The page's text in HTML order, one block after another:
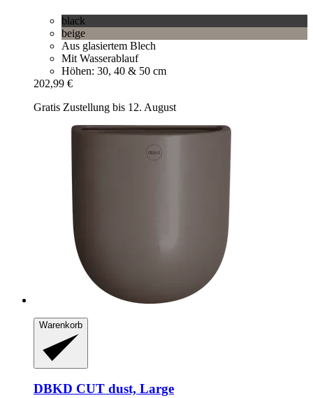
black
beige
Aus glasiertem Blech
Mit Wasserablauf
Höhen: 30, 40 & 50 cm
202,99 €
Gratis Zustellung bis 12. August
Warenkorb
DBKD CUT dust, Large